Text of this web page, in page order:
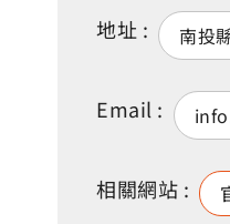
地址 : 南投
Email :
相關網站 :